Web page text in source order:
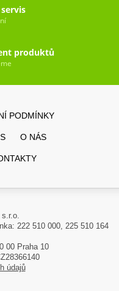
produktů
PODMÍNKY
O NÁS
222 510 000, 225 510 164
00 Praha 10
údajů